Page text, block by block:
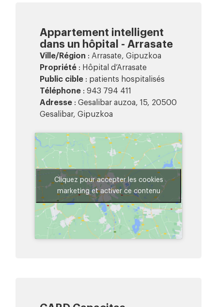
Appartement intelligent
dans un hôpital - Arrasate
Ville/Région : Arrasate, Gipuzkoa
Propriété : Hôpital d’Arrasate
Public cible : patients hospitalisés
Téléphone : 943 794 411
Adresse : Gesalibar auzoa, 15, 20500
Gesalibar, Gipuzkoa
Cliquez pour accepter les cookies
marketing et activer ce contenu